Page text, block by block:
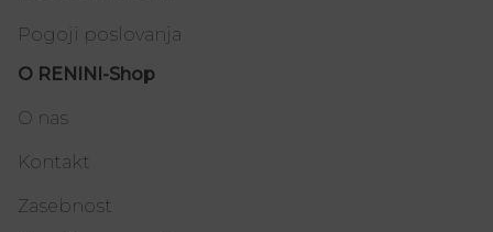
Pogoji poslovanja
O RENINI-Shop
O nas
Kontakt
Zasebnost